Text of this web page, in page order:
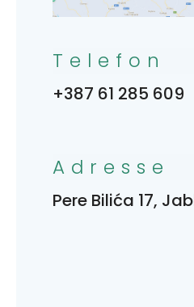
Telefon
+387 61 285 609
Adresse
Pere Bilića 17,